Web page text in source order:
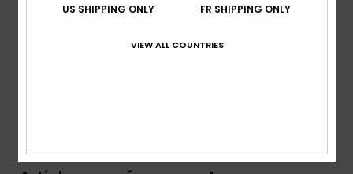
Details & caractéristiques
US SHIPPING ONLY FR SHIPPING ONLY
VIEW ALL COUNTRIES